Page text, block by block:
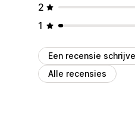
2
1
Een recensie
Alle recensies